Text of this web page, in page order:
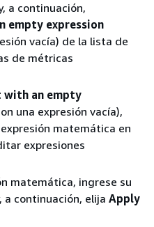
a continuación,
empty expression
vacía) de la lista de
de métricas
an empty
una expresión vacía),
matemática en
expresiones
matemática, ingrese su
a continuación, elija Apply